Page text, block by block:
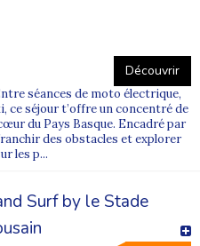
Découvrir
séances de moto électrique,
séjour t’offre un concentré de
du Pays Basque. Encadré par
des obstacles et explorer
les p...
Surf by le Stade